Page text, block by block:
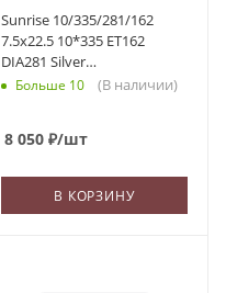
Sunrise 10/335/281/162
7.5x22.5 10*335 ET162
DIA281 Silver
Штампованный
Больше 10 (В наличии)
8 050₽/шт
В КОРЗИНУ